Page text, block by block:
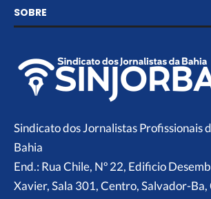
SOBRE
Sindicato dos Jornalistas Profissionais
Bahia
End.: Rua Chile, Nº 22, Edificio
Xavier, Sala 301, Centro, Salvador-Ba,